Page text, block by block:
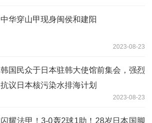
中华穿山甲现身闽侯和建阳
2023-08-23
韩国民众于日本驻韩大使馆前集会，强烈
抗议日本核污染水排海计划
2023-08-23
闪耀法甲！3-0轰2球1助！28岁日本国脚